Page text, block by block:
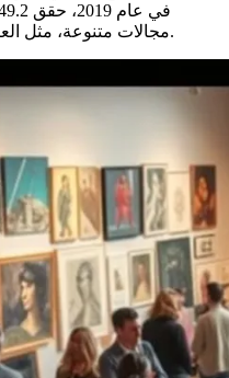
مجالات متنوعة، مثل العروض الحية، والتراث، وألعاب الفيديو.